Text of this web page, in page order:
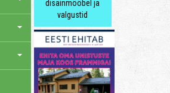
disainmööbel ja
valgustid